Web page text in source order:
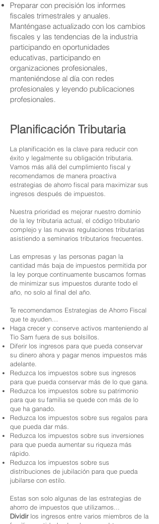
Preparar con precisión los informes
fiscales trimestrales y anuales.
Manténgase actualizado con los cambios
fiscales y las tendencias de la industria
participando en oportunidades
educativas, participando en
organizaciones profesionales,
manteniéndose al día con redes
profesionales y leyendo publicaciones
profesionales.
Planificación Tributaria
La planificación es la clave para reducir con
éxito y legalmente su obligación tributaria.
Vamos más allá del cumplimiento fiscal y
recomendamos de manera proactiva
estrategias de ahorro fiscal para maximizar sus
ingresos después de impuestos.
Nuestra prioridad es mejorar nuestro dominio
de la ley tributaria actual, el código tributario
complejo y las nuevas regulaciones tributarias
asistiendo a seminarios tributarios frecuentes.
Las empresas y las personas pagan la
cantidad más baja de impuestos permitida por
la ley porque continuamente buscamos formas
de minimizar sus impuestos durante todo el
año, no solo al final del año.
Te recomendamos Estrategias de Ahorro Fiscal
que te ayuden…
Haga crecer y conserve activos manteniendo al
Tío Sam fuera de sus bolsillos.
Diferir los ingresos para que pueda conservar
su dinero ahora y pagar menos impuestos más
adelante.
Reduzca los impuestos sobre sus ingresos
para que pueda conservar más de lo que gana.
Reduzca los impuestos sobre su patrimonio
para que su familia se quede con más de lo
que ha ganado.
Reduzca los impuestos sobre sus regalos para
que pueda dar más.
Reduzca los impuestos sobre sus inversiones
para que pueda aumentar su riqueza más
rápido.
Reduzca los impuestos sobre sus
distribuciones de jubilación para que pueda
jubilarse con estilo.
Estas son solo algunas de las estrategias de
ahorro de impuestos que utilizamos...
Dividirlos ingresos entre varios miembros de la